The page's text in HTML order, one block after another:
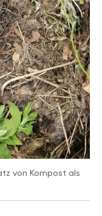
von Kompost als